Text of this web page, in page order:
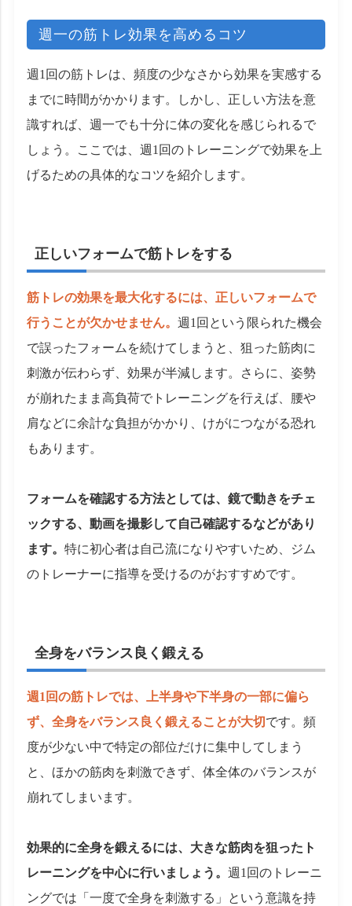
週一の筋トレ効果を高めるコツ
週1回の筋トレは、頻度の少なさから効果を実感する
までに時間がかかります。しかし、正しい方法を意
識すれば、週一でも十分に体の変化を感じられるで
しょう。ここでは、週1回のトレーニングで効果を上
げるための具体的なコツを紹介します。
正しいフォームで筋トレをする
筋トレの効果を最大化するには、正しいフォームで
行うことが欠かせません。週1回という限られた機会
で誤ったフォームを続けてしまうと、狙った筋肉に
刺激が伝わらず、効果が半減します。さらに、姿勢
が崩れたまま高負荷でトレーニングを行えば、腰や
肩などに余計な負担がかかり、けがにつながる恐れ
もあります。
フォームを確認する方法としては、鏡で動きをチェ
ックする、動画を撮影して自己確認するなどがあり
ます。特に初心者は自己流になりやすいため、ジム
のトレーナーに指導を受けるのがおすすめです。
全身をバランス良く鍛える
週1回の筋トレでは、上半身や下半身の一部に偏ら
ず、全身をバランス良く鍛えることが大切 です。頻
度が少ない中で特定の部位だけに集中してしまう
と、ほかの筋肉を刺激できず、体全体のバランスが
崩れてしまいます。
効果的に全身を鍛えるには、大きな筋肉を狙ったト
レーニングを中心に行いましょう。週1回のトレーニ
ングでは「一度で全身を刺激する」という意識を持